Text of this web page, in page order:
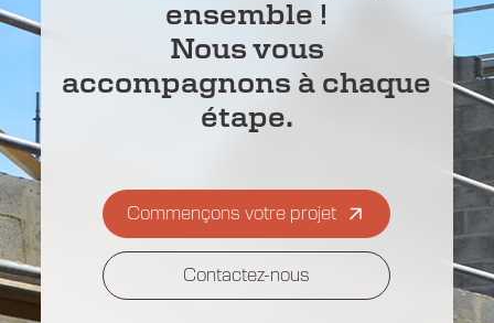
ensemble !
Nous vous
accompagnons à chaque
étape.
Commençons votre projet
Contactez-nous
Contactez-nous